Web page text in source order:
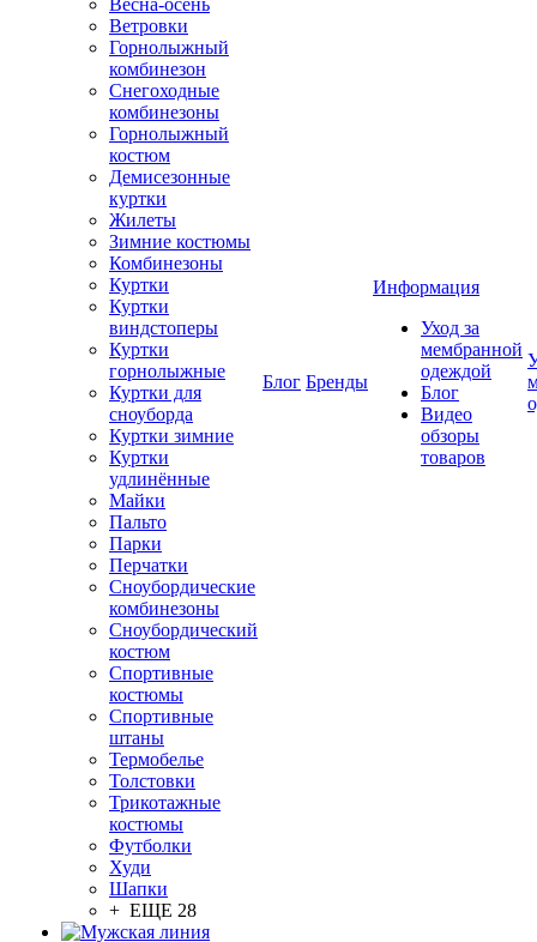
Весна-осень
Ветровки
Горнолыжный
комбинезон
Снегоходные
комбинезоны
Горнолыжный
костюм
Демисезонные
куртки
Жилеты
Зимние костюмы
Комбинезоны
Куртки
Куртки
виндстоперы
Куртки
горнолыжные
Куртки для
сноуборда
Куртки зимние
Куртки
удлинённые
Майки
Пальто
Парки
Перчатки
Сноубордические
комбинезоны
Сноубордический
костюм
Спортивные
костюмы
Спортивные
штаны
Термобелье
Толстовки
Трикотажные
костюмы
Футболки
Худи
Шапки
+ ЕЩЕ 28
Блог Бренды
Информация
Уход за
мембранной
одеждой
Блог
Видео
обзоры
товаров